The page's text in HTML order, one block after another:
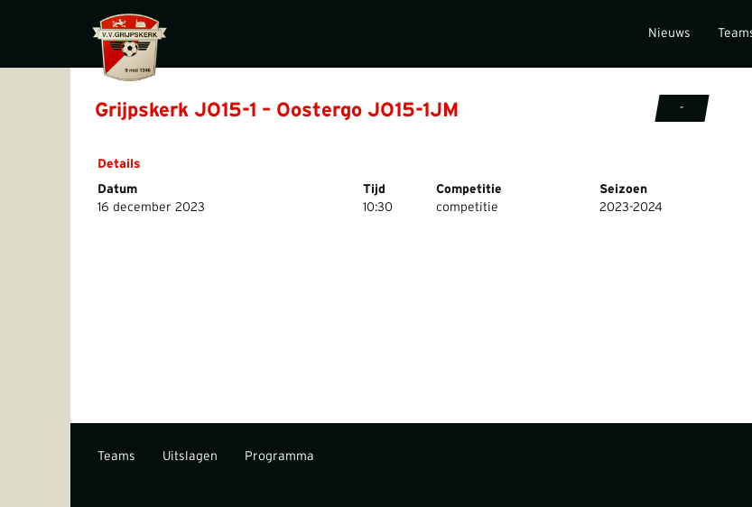
Nieuws
Grijpskerk JO15-1 – Oostergo JO15-1JM -
Details
Datum
Tijd Competitie
Seizoen
16 december 2023
10:30 competitie 2023-2024
Teams Uitslagen Programma